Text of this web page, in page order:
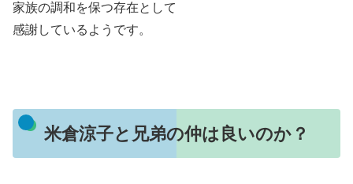
家族の調和を保つ存在として
感謝しているようです。
米倉涼子と兄弟の仲は良いのか？